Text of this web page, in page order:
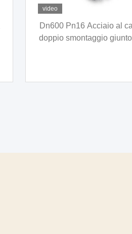
video
SS 304 tubo da
acciaio inossidabile in